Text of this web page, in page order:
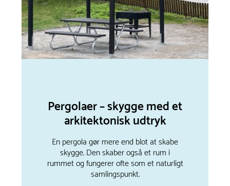
Pergolaer – skygge med et
arkitektonisk udtryk
En pergola gør mere end blot at skabe
skygge. Den skaber også et rum i
rummet og fungerer ofte som et naturligt
samlingspunkt.